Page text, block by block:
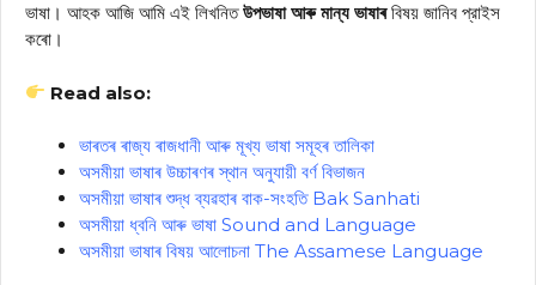
ভাষা। আহক আজি আমি এই লিখনিতউপভাষা আৰু মান্য ভাষাৰবিষয় জানিব প্রাইস
কৰো।
Read also:
ভাৰতৰ ৰাজ্য ৰাজধানী আৰু মূখ্য ভাষা সমূহৰ তালিকা
অসমীয়া ভাষাৰ উচ্চাৰণৰ স্থান অনুযায়ী বৰ্ণ বিভাজন
অসমীয়া ভাষাৰ শুদ্ধ ব্যৱহাৰ বাক-সংহতি Bak Sanhati
অসমীয়া ধ্বনি আৰু ভাষা Sound and Language
অসমীয়া ভাষাৰ বিষয় আলোচনা The Assamese Language